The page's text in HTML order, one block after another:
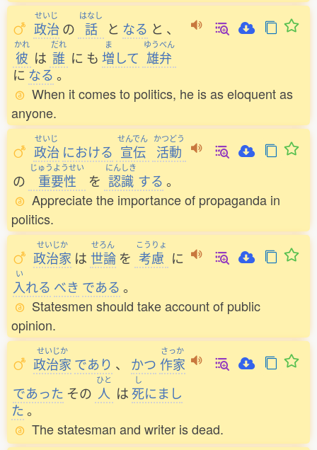
せいじ
政治 の
はなし
話 と なる と 、
かれ
彼 は
だれ
誰 に も
ま
増して
ゆうべん
雄弁
に なる 。
When it comes to politics, he is as eloquent as
anyone.
せいじ
政治 における
せんでん
宣伝
かつどう
活動
の
じゅうようせい
重要性 を
にんしき
認識 する 。
Appreciate the importance of propaganda in
politics.
せいじか
政治家 は
せろん
世論 を
こうりょ
考慮 に
い
入れる べき である 。
Statesmen should take account of public
opinion.
せいじか
政治家 であり 、 かつ
さっか
作家
であった その
ひと
人 は
し
死にまし
た。
The statesman and writer is dead.